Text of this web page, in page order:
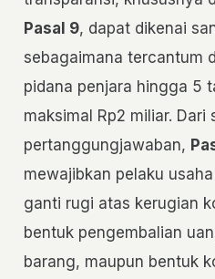
Pasal 9, dapat dikenai
sebagaimana tercantum
pidana penjara hingga 5
maksimal Rp2 miliar. Dari
pertanggungjawaban,
mewajibkan pelaku
ganti rugi atas kerugian
bentuk pengembalian
barang, maupun bentuk